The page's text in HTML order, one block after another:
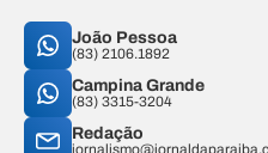
João Pessoa
(83) 2106.1892
Campina Grande
(83) 3315-3204
Redação